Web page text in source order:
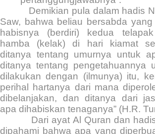
Demikian pula dalam hadis
Saw, bahwa beliau bersabda yang
habisnya (berdiri) kedua
hamba (kelak) di hari kiamat
ditanya tentang umurnya untuk
ditanya tentang pengetahuannya
dilakukan dengan (ilmunya) itu,
perihal hartanya dari mana
dibelanjakan, dan ditanya dari
apa dihabiskan tenaganya” (H.R.
Dari ayat Al Quran dan
dipahami bahwa apa yang